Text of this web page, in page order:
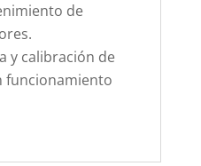
de
y calibración de
funcionamiento